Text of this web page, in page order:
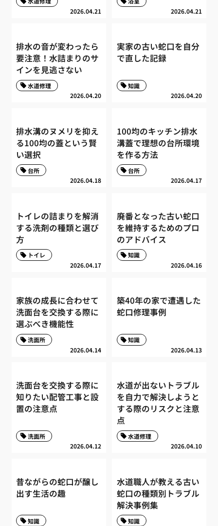
2026.04.21 2026.04.21
排水の音が変わったら
要注意！水詰まりのサ
インを見逃さない
2026.04.20
水道修理
実家の古い蛇口を自分
で直した記録
2026.04.20
知識
排水溝のヌメリを抑え
る100均の蓋という賢
い選択
2026.04.18
台所
100均のキッチン排水
溝蓋で理想の台所環境
を作る方法
2026.04.17
台所
トイレの詰まりを解消
する洗剤の種類と選び
方
2026.04.17
トイレ
廃番となった古い蛇口
を維持するためのプロ
のアドバイス
2026.04.16
知識
家族の成長に合わせて
洗面台を交換する際に
選ぶべき機能性
2026.04.14
洗面所
築40年の家で遭遇した
蛇口修理事例
2026.04.13
知識
洗面台を交換する際に
知りたい配管工事と設
置の注意点
2026.04.12
洗面所
水道が出ないトラブル
を自力で解決しようと
する際のリスクと注意
点
2026.04.10
水道修理
昔ながらの蛇口が醸し
出す生活の趣
知識
水道職人が教える古い
蛇口の種類別トラブル
解決事例集
知識